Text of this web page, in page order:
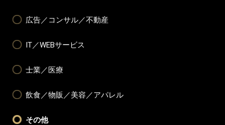
広告／コンサル／不動産
IT／WEBサービス
士業／医療
飲食／物販／美容／アパレル
その他